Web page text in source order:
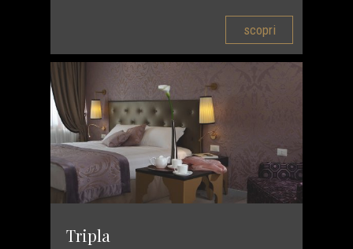
scopri
Tripla